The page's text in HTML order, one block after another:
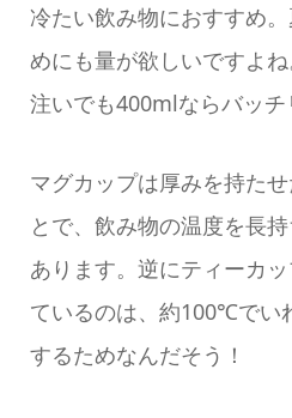
冷たい飲み物におすすめ
めにも量が欲しいですよ
注いでも400mlならバッチ
マグカップは厚みを持た
とで、飲み物の温度を長
あります。逆にティーカ
ているのは、約100℃でい
するためなんだそう！